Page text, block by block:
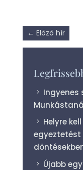
← Előző hír
Helyre
Újabb